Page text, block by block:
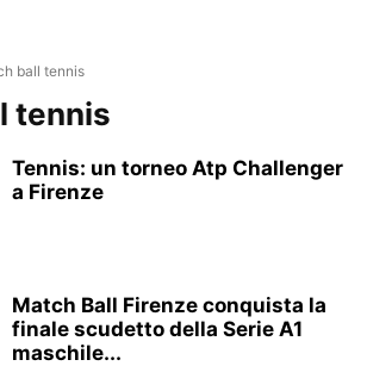
ball tennis
tennis
Tennis: un torneo Atp Challenger
a Firenze
Match Ball Firenze conquista la
finale scudetto della Serie A1
maschile...